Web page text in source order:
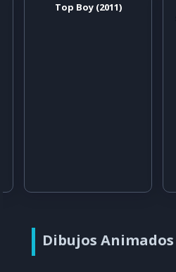
Top Boy (2011)
Dibujos Animados